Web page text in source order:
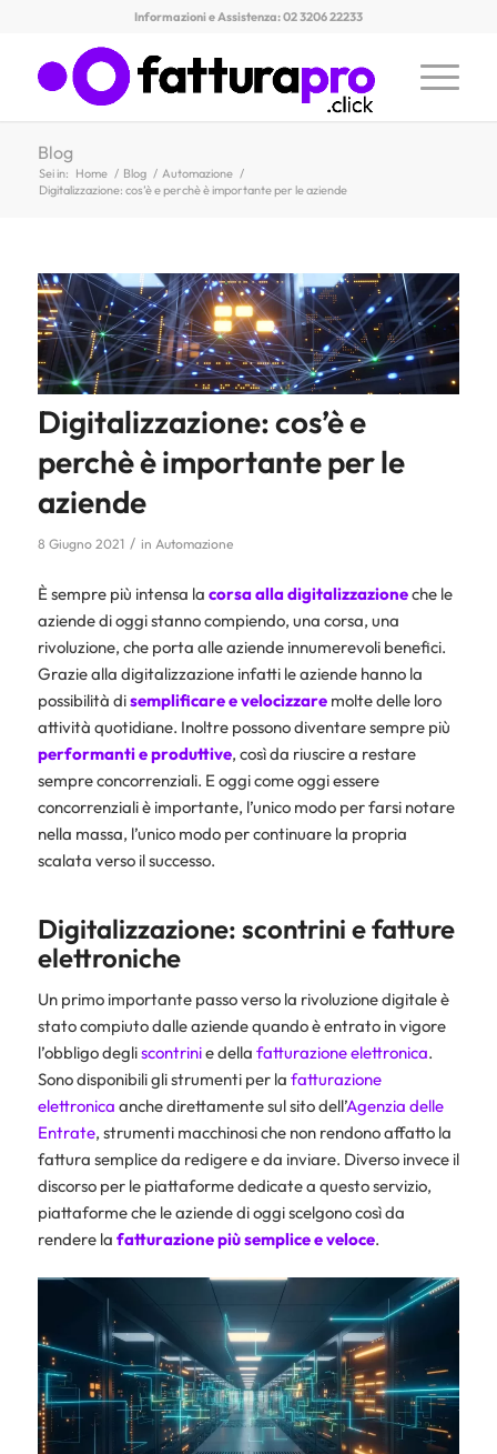
Informazioni e Assistenza: 02 3206 22233
Blog
Sei in: Home / Blog / Automazione /
Digitalizzazione: cos’è e perchè è importante per le aziende
Digitalizzazione: cos’è e
perchè è importante per le
aziende
8 Giugno 2021 / in Automazione
È sempre più intensa la corsa alla digitalizzazioneche le
aziende di oggi stanno compiendo, una corsa, una
rivoluzione, che porta alle aziende innumerevoli benefici.
Grazie alla digitalizzazione infatti le aziende hanno la
possibilità disemplificare e velocizzaremolte delle loro
attività quotidiane. Inoltre possono diventare sempre più
performanti e produttive, così da riuscire a restare
sempre concorrenziali. E oggi come oggi essere
concorrenziali è importante, l’unico modo per farsi notare
nella massa, l’unico modo per continuare la propria
scalata verso il successo.
Digitalizzazione: scontrini e fatture
elettroniche
Un primo importante passo verso la rivoluzione digitale è
stato compiuto dalle aziende quando è entrato in vigore
l’obbligo degliscontrinie della fatturazione elettronica.
Sono disponibili gli strumenti per la fatturazione
elettronica anche direttamente sul sito dell’Agenzia delle
Entrate, strumenti macchinosi che non rendono affatto la
fattura semplice da redigere e da inviare. Diverso invece il
discorso per le piattaforme dedicate a questo servizio,
piattaforme che le aziende di oggi scelgono così da
rendere la fatturazione più semplice e veloce.